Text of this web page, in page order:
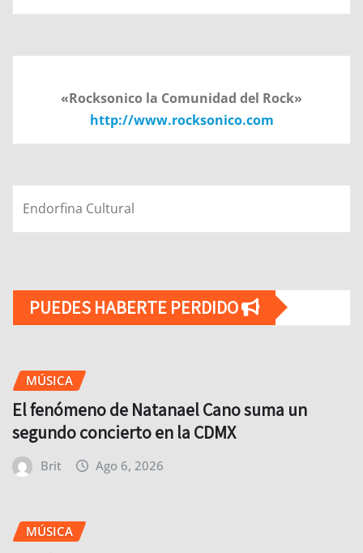
«Rocksonico la Comunidad del Rock»
http://www.rocksonico.com
Endorfina Cultural
PUEDES HABERTE PERDIDO
MÚSICA
El fenómeno de Natanael Cano suma un
segundo concierto en la CDMX
Brit Ago 6, 2026
MÚSICA